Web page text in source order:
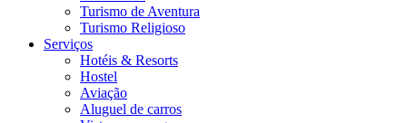
Turismo de Aventura
Turismo Religioso
Serviços
Hotéis & Resorts
Hostel
Aviação
Aluguel de carros